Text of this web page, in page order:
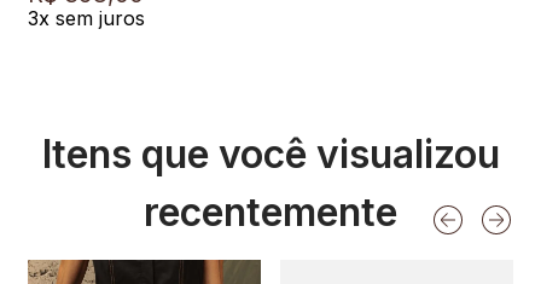
3x sem juros
Itens que você visualizou
recentemente